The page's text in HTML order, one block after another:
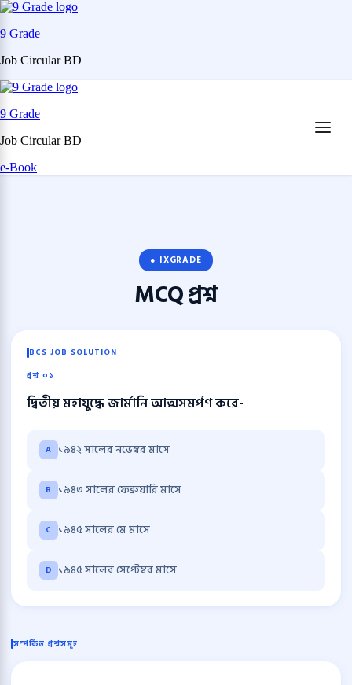
9 Grade
Job Circular BD
Skip
content
Enter)
9 Grade
Job Circular BD
e-Book
● IXGRADE
MCQপ্রশ্ন
BCS JOB SOLUTION
প্রশ্ন ০১
দ্বিতীয় মহাযুদ্ধে জার্মানি আত্মসমর্পণ করে-
A ১৯৪২ সালের নভেম্বর মাসে
B ১৯৪৩ সালের ফেব্রুয়ারি মাসে
C ১৯৪৫ সালের মে মাসে
D ১৯৪৫ সালের সেপ্টেম্বর মাসে
সম্পর্কিত প্রশ্নসমূহ